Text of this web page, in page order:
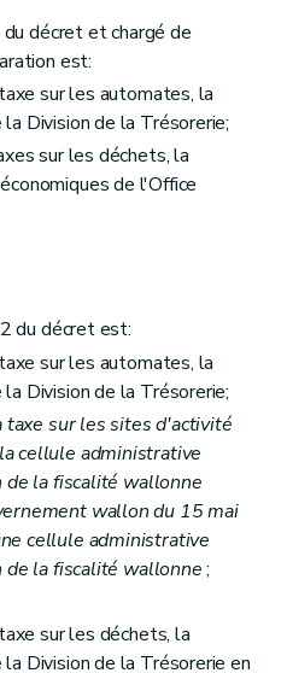
décret et chargé de
est:
sur les automates, la
Division de la Trésorerie;
sur les déchets, la
de l'Office
du décret est:
sur les automates, la
Division de la Trésorerie;
sur les sites d'activité
cellule administrative
la fiscalité wallonne
wallon du 15 mai
cellule administrative
la fiscalité wallonne;
sur les déchets, la
Division de la Trésorerie en